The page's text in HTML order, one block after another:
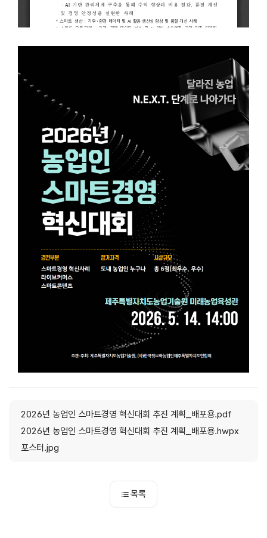
2026년 농업인 스마트경영 혁신대회 추진 계획_배포용.pdf
2026년 농업인 스마트경영 혁신대회 추진 계획_배포용.hwpx
포스터.jpg
목록